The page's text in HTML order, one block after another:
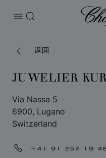
打开菜单
搜索
返回
JUWELIER
Via Nassa 5
6900, Lugano
Switzerland
+41 91 252 19